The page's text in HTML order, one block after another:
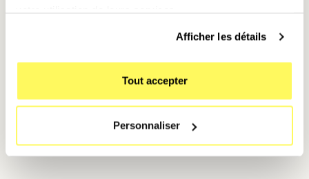
Afficher les détails
Tout accepter
Personnaliser
Profitez pleinement des modes de Concentration
avec l’iPhone 14. Louez-le dès maintenant avec
et prenez le contrôle de votre temps. 🎯